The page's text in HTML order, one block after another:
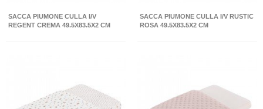
SACCA PIUMONE CULLA I/V
REGENT CREMA 49.5X83.5X2 CM
SACCA PIUMONE CULLA I/V RUSTIC
ROSA 49.5X83.5X2 CM